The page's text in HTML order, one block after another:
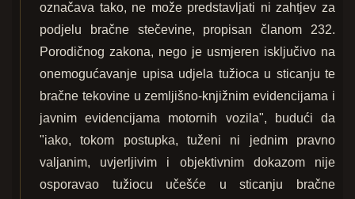
označava tako, ne može predstavljati ni zahtjev za
podjelu bračne stečevine, propisan članom 232.
Porodičnog zakona, nego je usmjeren isključivo na
onemogućavanje upisa udjela tužioca u sticanju te
bračne tekovine u zemljišno-knjižnim evidencijama i
javnim evidencijama motornih vozila", budući da
"iako, tokom postupka, tuženi ni jednim pravno
valjanim, uvjerljivim i objektivnim dokazom nije
osporavao tužiocu učešće u sticanju bračne